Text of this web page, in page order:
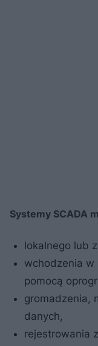
Systemy SCADA
lokalnego lub
wchodzenia w
pomocą
gromadzenia,
danych,
rejestrowania